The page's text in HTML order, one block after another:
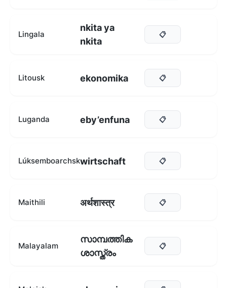
Lingala
nkita ya
nkita
📋
Litousk ekonomika 📋
Luganda eby’enfuna 📋
Lúksemboarchskwirtschaft 📋
Maithili अर्थशास्त्र 📋
Malayalam
സാമ്പത്തിക
ശാസ്ത്രം
📋